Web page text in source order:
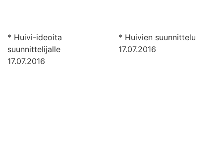
* Huivi-ideoita
suunnittelijalle
17.07.2016
* Huivien suunnittelu
17.07.2016